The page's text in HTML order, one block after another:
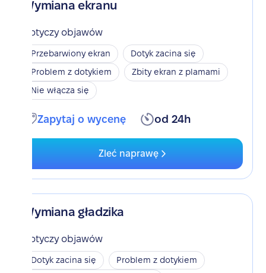
Wymiana ekranu
Dotyczy objawów
Przebarwiony ekran
Dotyk zacina się
Problem z dotykiem
Zbity ekran z plamami
Nie włącza się
Zapytaj o wycenę od 24h
Zleć naprawę
Wymiana gładzika
Dotyczy objawów
Dotyk zacina się
Problem z dotykiem